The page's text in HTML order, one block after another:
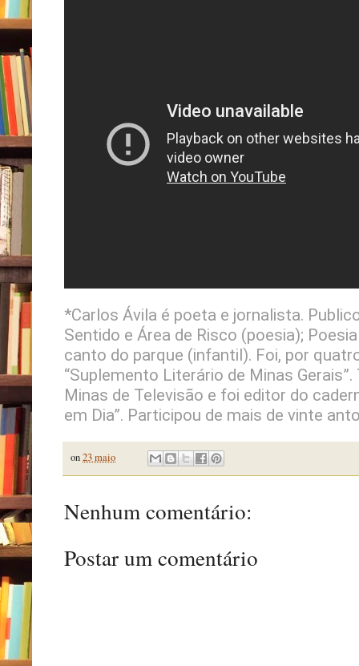
*Carlos Ávila é poeta e jornalista.
Sentido e Área de Risco (poesia);
canto do parque (infantil). Foi, por
“Suplemento Literário de Minas
Minas de Televisão e foi editor do
em Dia”. Participou de mais de vinte
on23 maio
Nenhum comentário:
Postar um comentário